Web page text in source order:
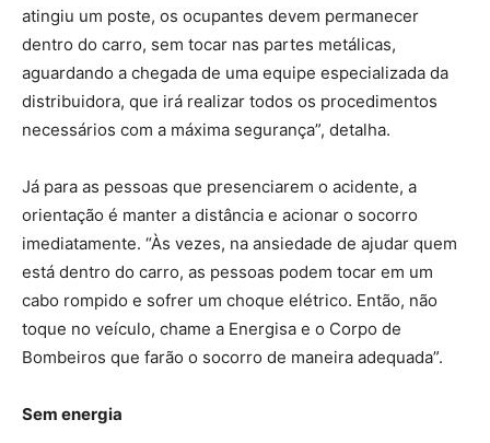
atingiu um poste, os ocupantes devem permanecer
dentro do carro, sem tocar nas partes metálicas,
aguardando a chegada de uma equipe especializada da
distribuidora, que irá realizar todos os procedimentos
necessários com a máxima segurança”, detalha.
Já para as pessoas que presenciarem o acidente, a
orientação é manter a distância e acionar o socorro
imediatamente. “Às vezes, na ansiedade de ajudar quem
está dentro do carro, as pessoas podem tocar em um
cabo rompido e sofrer um choque elétrico. Então, não
toque no veículo, chame a Energisa e o Corpo de
Bombeiros que farão o socorro de maneira adequada”.
Sem energia